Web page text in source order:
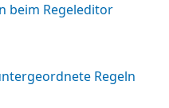
beim Regeleditor
Regeln